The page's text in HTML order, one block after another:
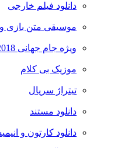
دانلود فیلم خارجی
موسیقی متن بازی و فیلم
ویژه جام جهانی 2018 روسیه
موزیک بی کلام
تیتراژ سریال
دانلود مستند
دانلود کارتون و انیمیشن